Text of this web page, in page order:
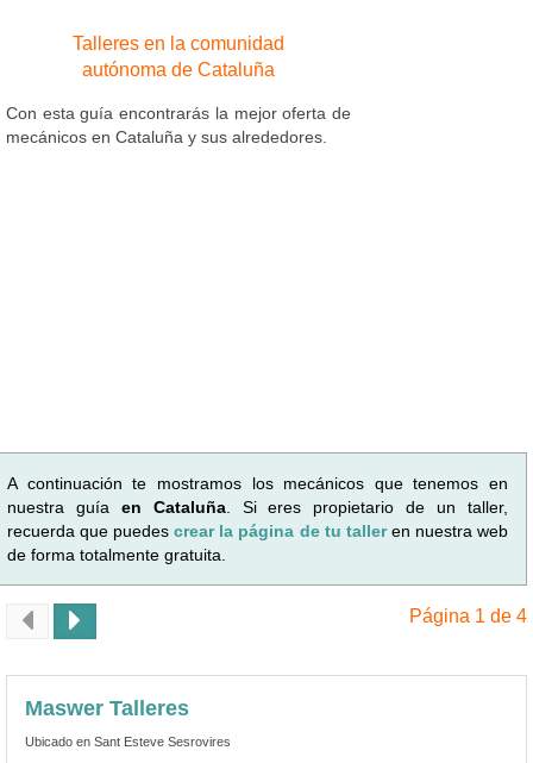
Talleres en la comunidad
autónoma de Cataluña
Con esta guía encontrarás la mejor oferta de
mecánicos en Cataluña y sus alrededores.
A continuación te mostramos los mecánicos que tenemos en
nuestra guía en Cataluña. Si eres propietario de un taller,
recuerda que puedescrear la página de tu talleren nuestra web
de forma totalmente gratuita.
Página 1 de 4
Maswer Talleres
Ubicado en Sant Esteve Sesrovires